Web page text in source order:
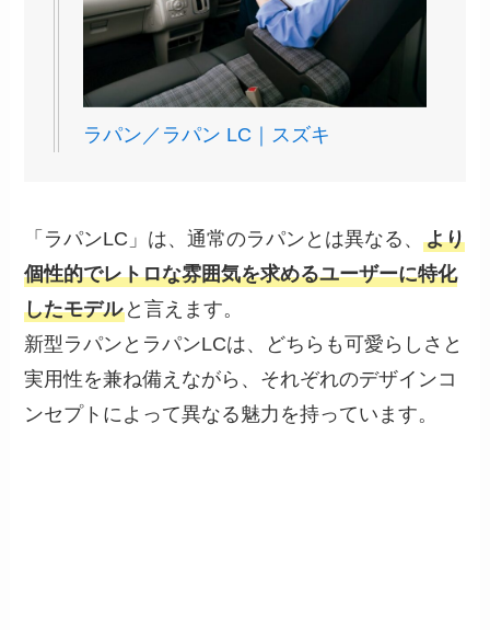
ラパン／ラパン LC｜スズキ
「ラパンLC」は、通常のラパンとは異なる、より
個性的でレトロな雰囲気を求めるユーザーに特化
したモデル と言えます。
新型ラパンとラパンLCは、どちらも可愛らしさと
実用性を兼ね備えながら、それぞれのデザインコ
ンセプトによって異なる魅力を持っています。